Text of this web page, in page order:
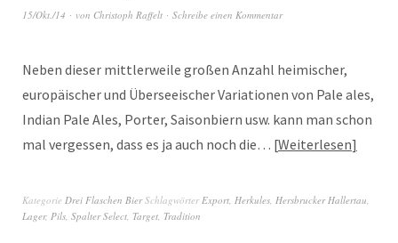
15/Okt./14 von Christoph Raffelt Schreibe einen Kommentar
Neben dieser mittlerweile großen Anzahl heimischer,
europäischer und Überseeischer Variationen von Pale ales,
Indian Pale Ales, Porter, Saisonbiern usw. kann man schon
mal vergessen, dass es ja auch noch die… Weiterlesen
Kategorie Drei Flaschen Bier Schlagwörter Export Herkules Hersbrucker Hallertau
Lager, Pils Spalter Select Target Tradition